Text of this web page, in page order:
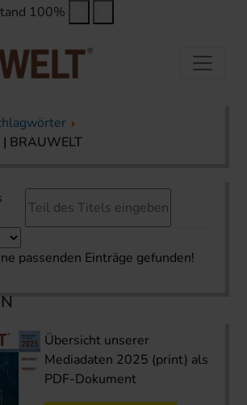
100%
BRAUWELT
passenden Einträge gefunden!
Übersicht unserer
Mediadaten 2025 (print) als
PDF-Dokument